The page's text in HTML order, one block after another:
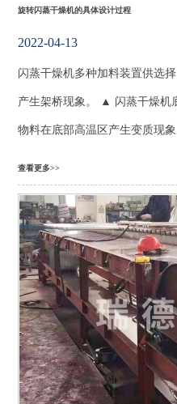
旋转闪蒸干燥机的具体设计过程
2022-04-13
闪蒸干燥机多种加料装置供选
产生架桥现象。 ▲ 闪蒸干燥机
物料在底部高温区产生变质现
查看更多>>